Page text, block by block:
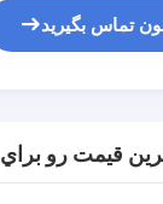
تماس بگیرید
قيمت رو براي